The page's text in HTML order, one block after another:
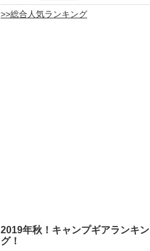
>>総合人気ランキング
2019年秋！キャンプギアランキン
グ！